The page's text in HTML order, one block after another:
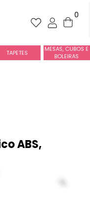
0
TAPETES
MESAS, CUBOS E
BOLEIRAS
ABS,